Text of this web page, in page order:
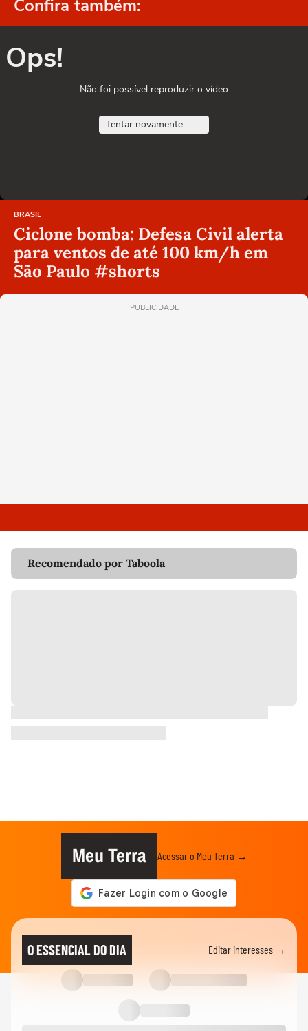
Confira também:
Ops!
Não foi possível reproduzir o vídeo
Tentar novamente
BRASIL
Ciclone bomba: Defesa Civil alerta
para ventos de até 100 km/h em
São Paulo #shorts
PUBLICIDADE
Recomendado por Taboola
Meu Terra Acessar o Meu Terra →
O ESSENCIAL DO DIA Editar interesses →